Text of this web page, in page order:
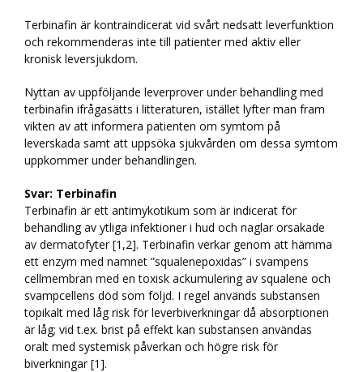
Terbinafin är kontraindicerat vid svårt nedsatt leverfunktion
och rekommenderas inte till patienter med aktiv eller
kronisk leversjukdom.
Nyttan av uppföljande leverprover under behandling med
terbinafin ifrågasätts i litteraturen, istället lyfter man fram
vikten av att informera patienten om symtom på
leverskada samt att uppsöka sjukvården om dessa symtom
uppkommer under behandlingen.
Svar: Terbinafin
Terbinafin är ett antimykotikum som är indicerat för
behandling av ytliga infektioner i hud och naglar orsakade
av dermatofyter [1,2]. Terbinafin verkar genom att hämma
ett enzym med namnet ”squalenepoxidas” i svampens
cellmembran med en toxisk ackumulering av squalene och
svampcellens död som följd. I regel används substansen
topikalt med låg risk för leverbiverkningar då absorptionen
är låg; vid t.ex. brist på effekt kan substansen användas
oralt med systemisk påverkan och högre risk för
biverkningar [1].